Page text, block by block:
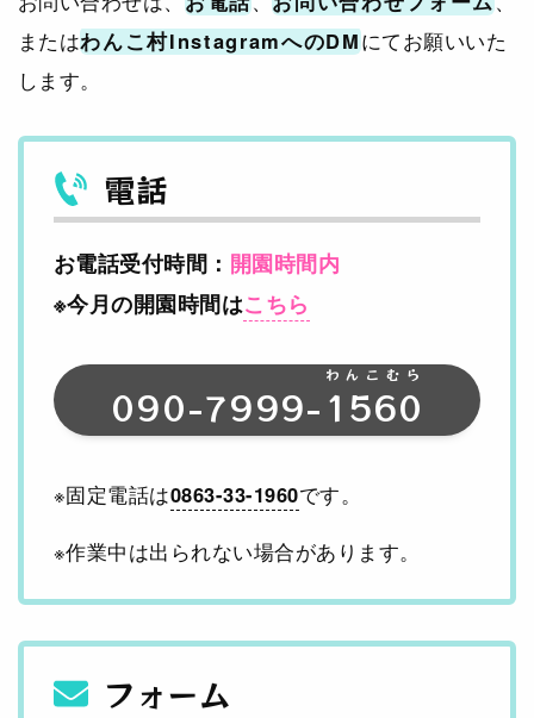
またはわんこ村InstagramへのDMにてお願いいた
します。
電話
お電話受付時間： 開園時間内
※今月の開園時間はこちら
090-7999- 1560
わんこむら
※固定電話は0863-33-1960です。
※作業中は出られない場合があります。
フォーム